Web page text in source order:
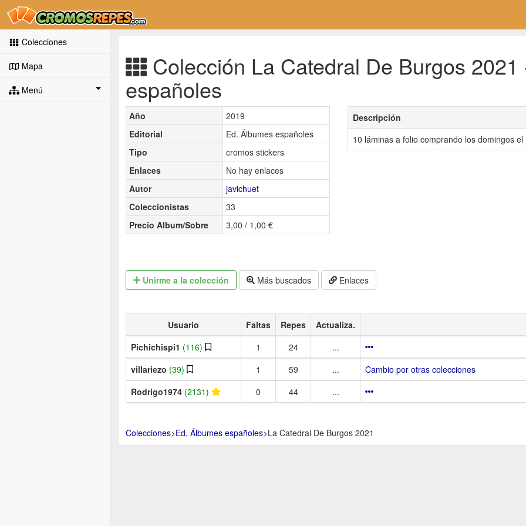
Colecciones
Mapa
Menú
Colección La Catedral De Burgos
españoles
Año
2019
Editorial
Ed. Álbumes españoles
Tipo
cromos stickers
Enlaces
No hay enlaces
Autor
javichuet
Coleccionistas
33
Precio Album/Sobre
3,00 / 1,00 €
Descripción
10 láminas a folio comprando los domingos el
Unirme a la colección Más buscados Enlaces
Usuario Faltas Repes Actualiza.
Pichichispi1 (116) 1 24
...
villariezo (39) 1 59 ...
Cambio por otras colecciones
Rodrigo1974 (2131) 0 44 ...
Colecciones>Ed. Álbumes españoles>La Catedral De Burgos 2021